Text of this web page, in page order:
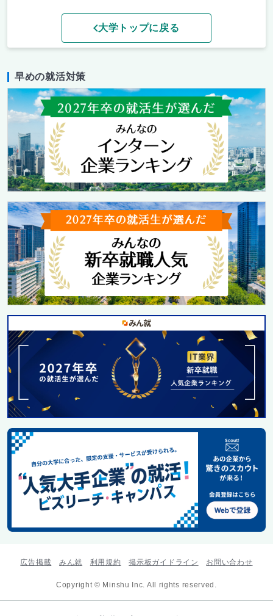
大学トップに戻る
早めの就活対策
広告掲載 みん就 利用規約 掲示板ガイドライン お問い合わせ
Copyright © Minshu Inc. All rights reserved.